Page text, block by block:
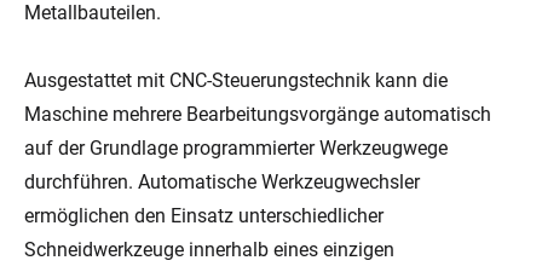
Metallbauteilen.
Ausgestattet mit CNC-Steuerungstechnik kann die
Maschine mehrere Bearbeitungsvorgänge automatisch
auf der Grundlage programmierter Werkzeugwege
durchführen. Automatische Werkzeugwechsler
ermöglichen den Einsatz unterschiedlicher
Schneidwerkzeuge innerhalb eines einzigen